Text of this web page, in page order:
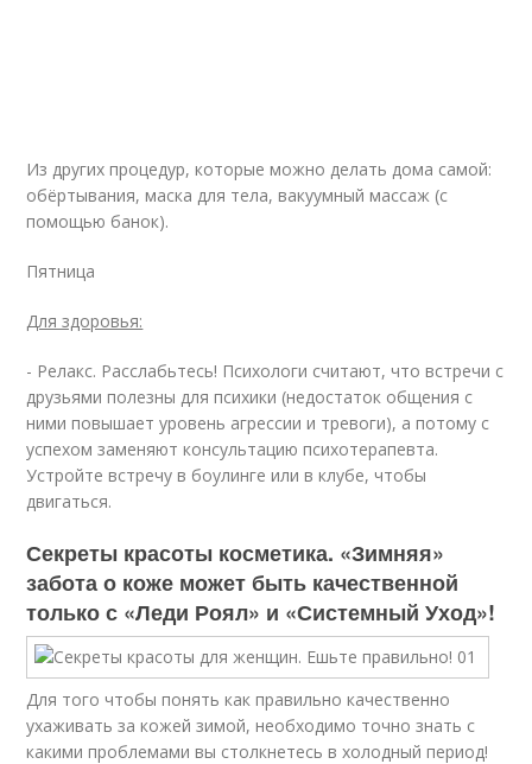
Из других процедур, которые можно делать дома самой:
обёртывания, маска для тела, вакуумный массаж (с
помощью банок).
Пятница
Для здоровья:
- Релакс. Расслабьтесь! Психологи считают, что встречи с
друзьями полезны для психики (недостаток общения с
ними повышает уровень агрессии и тревоги), а потому с
успехом заменяют консультацию психотерапевта.
Устройте встречу в боулинге или в клубе, чтобы
двигаться.
Секреты красоты косметика. «Зимняя»
забота о коже может быть качественной
только с «Леди Роял» и «Системный Уход»!
Для того чтобы понять как правильно качественно
ухаживать за кожей зимой, необходимо точно знать с
какими проблемами вы столкнетесь в холодный период!